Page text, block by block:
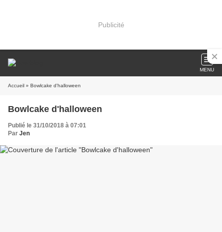
Publicité
MENU
Accueil » Bowlcake d'halloween
Bowlcake d'halloween
Publié le 31/10/2018 à 07:01
Par Jen